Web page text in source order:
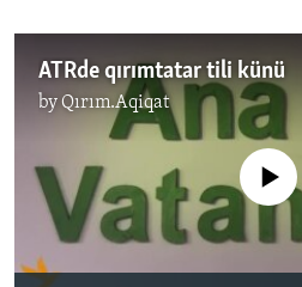
ATRde qırımtatar tili künü
byQırım.Aqiqat
No media source